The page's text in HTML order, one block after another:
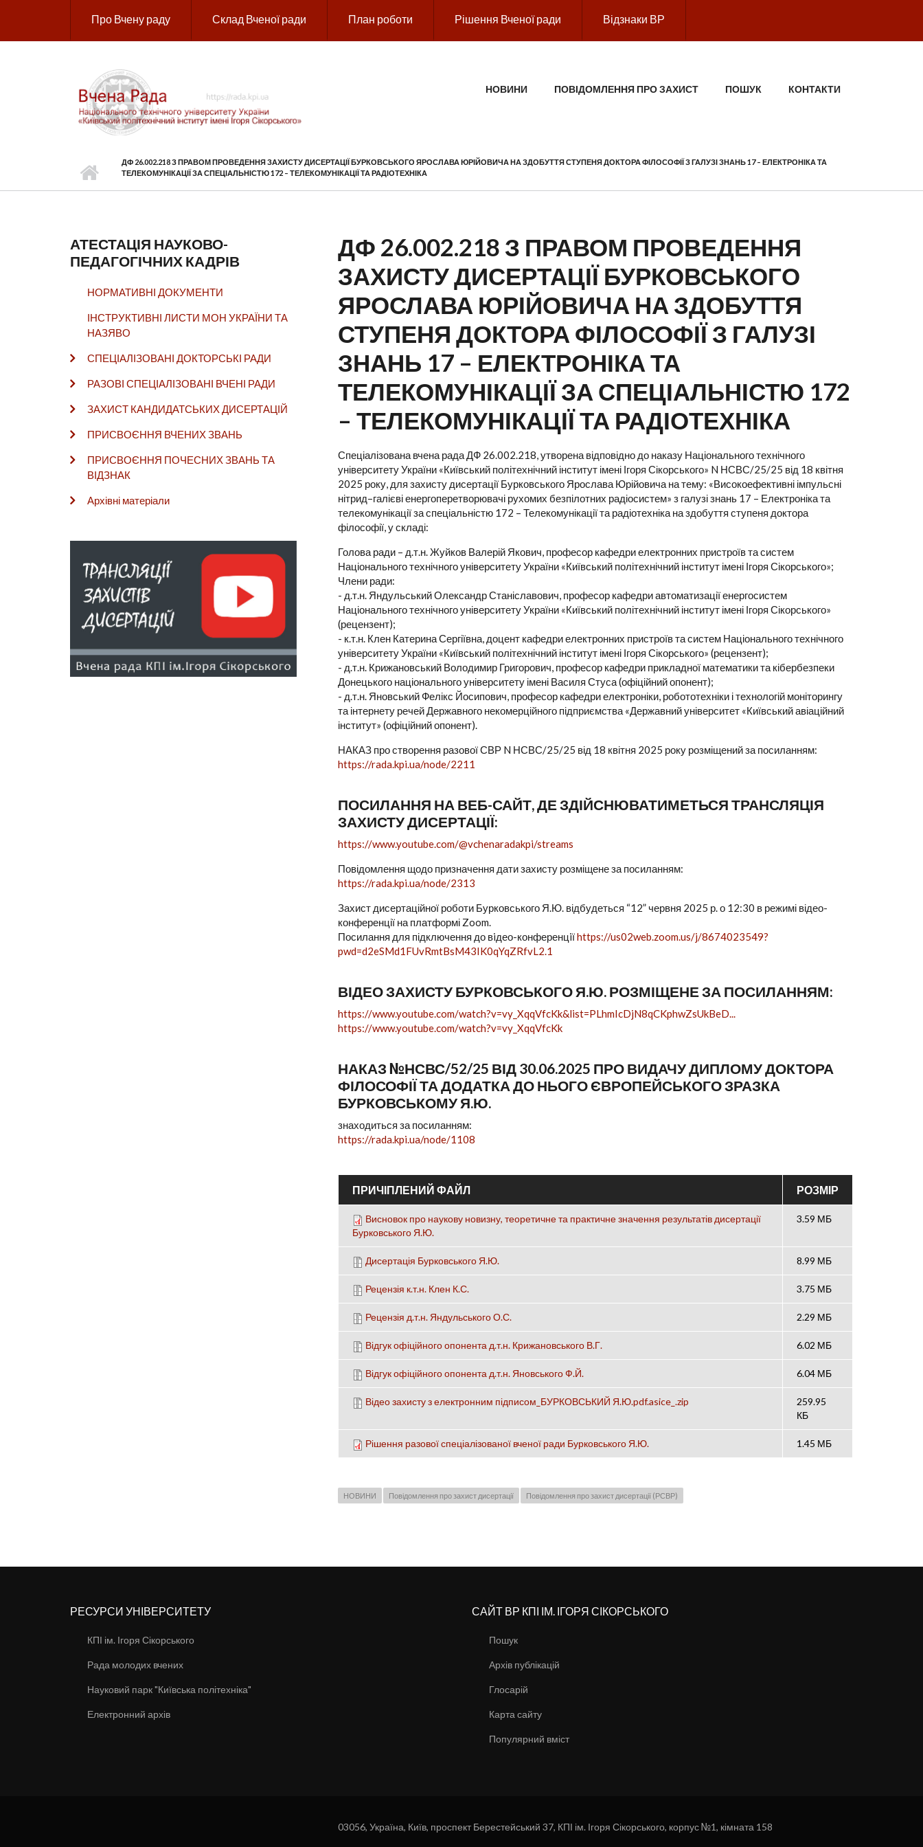
Про Вчену раду Склад Вченої ради План роботи Рішення Вченої ради Відзнаки ВР
ГОЛОВНЕ МЕНЮНОВИНИ ПОВІДОМЛЕННЯ ПРО ЗАХИСТ ПОШУК КОНТАКТИ
ДФ 26.002.218 З ПРАВОМ ПРОВЕДЕННЯ ЗАХИСТУ ДИСЕРТАЦІЇ БУРКОВСЬКОГО ЯРОСЛАВА ЮРІЙОВИЧА НА ЗДОБУТТЯ СТУПЕНЯ ДОКТОРА ФІЛОСОФІЇ З ГАЛУЗІ ЗНАНЬ 17 – ЕЛЕКТРОНІКА ТА
ТЕЛЕКОМУНІКАЦІЇ ЗА СПЕЦІАЛЬНІСТЮ 172 – ТЕЛЕКОМУНІКАЦІЇ ТА РАДІОТЕХНІКА
АТЕСТАЦІЯ НАУКОВО-
ПЕДАГОГІЧНИХ КАДРІВ
НОРМАТИВНІ ДОКУМЕНТИ
ІНСТРУКТИВНІ ЛИСТИ МОН УКРАЇНИ ТА
НАЗЯВО
СПЕЦІАЛІЗОВАНІ ДОКТОРСЬКІ РАДИ
РАЗОВІ СПЕЦІАЛІЗОВАНІ ВЧЕНІ РАДИ
ЗАХИСТ КАНДИДАТСЬКИХ ДИСЕРТАЦІЙ
ПРИСВОЄННЯ ВЧЕНИХ ЗВАНЬ
ПРИСВОЄННЯ ПОЧЕСНИХ ЗВАНЬ ТА
ВІДЗНАК
Архівні матеріали
ДФ 26.002.218 З ПРАВОМ ПРОВЕДЕННЯ
ЗАХИСТУ ДИСЕРТАЦІЇ БУРКОВСЬКОГО
ЯРОСЛАВА ЮРІЙОВИЧА НА ЗДОБУТТЯ
СТУПЕНЯ ДОКТОРА ФІЛОСОФІЇ З ГАЛУЗІ
ЗНАНЬ 17 – ЕЛЕКТРОНІКА ТА
ТЕЛЕКОМУНІКАЦІЇ ЗА СПЕЦІАЛЬНІСТЮ 172
– ТЕЛЕКОМУНІКАЦІЇ ТА РАДІОТЕХНІКА
Спеціалізована вчена рада ДФ 26.002.218, утворена відповідно до наказу Національного технічного
університету України «Київський політехнічний інститут імені Ігоря Сікорського» N НСВС/25/25 від 18 квітня
2025 року, для захисту дисертації Бурковського Ярослава Юрійовича на тему: «Високоефективні імпульсні
нітрид–галієві енергоперетворювачі рухомих безпілотних радіосистем» з галузі знань 17 – Електроніка та
телекомунікації за спеціальністю 172 – Телекомунікації та радіотехніка на здобуття ступеня доктора
філософії, у складі:
Голова ради – д.т.н. Жуйков Валерій Якович, професор кафедри електронних пристроїв та систем
Національного технічного університету України «Київський політехнічний інститут імені Ігоря Сікорського»;
Члени ради:
- д.т.н. Яндульський Олександр Станіславович, професор кафедри автоматизації енергосистем
Національного технічного університету України «Київський політехнічний інститут імені Ігоря Сікорського»
(рецензент);
- к.т.н. Клен Катерина Сергіївна, доцент кафедри електронних пристроїв та систем Національного технічного
університету України «Київський політехнічний інститут імені Ігоря Сікорського» (рецензент);
- д.т.н. Крижановський Володимир Григорович, професор кафедри прикладної математики та кібербезпеки
Донецького національного університету імені Василя Стуса (офіційний опонент);
- д.т.н. Яновський Фелікс Йосипович, професор кафедри електроніки, робототехніки і технологій моніторингу
та інтернету речей Державного некомерційного підприємства «Державний університет «Київський авіаційний
інститут» (офіційний опонент).
НАКАЗ про створення разової СВР N НСВС/25/25 від 18 квітня 2025 року розміщений за посиланням:
https://rada.kpi.ua/node/2211
ПОСИЛАННЯ НА ВЕБ-САЙТ, ДЕ ЗДІЙСНЮВАТИМЕТЬСЯ ТРАНСЛЯЦІЯ
ЗАХИСТУ ДИСЕРТАЦІЇ:
https://www.youtube.com/@vchenaradakpi/streams
Повідомлення щодо призначення дати захисту розміщене за посиланням:
https://rada.kpi.ua/node/2313
Захист дисертаційної роботи Бурковського Я.Ю. відбудеться “12” червня 2025 р. о 12:30 в режимі відео-
конференції на платформі Zoom.
Посилання для підключення до вiдео-конференцiїhttps://us02web.zoom.us/j/8674023549?
pwd=d2eSMd1FUvRmtBsM43IK0qYqZRfvL2.1
ВІДЕО ЗАХИСТУ БУРКОВСЬКОГО Я.Ю. РОЗМІЩЕНЕ ЗА ПОСИЛАННЯМ:
https://www.youtube.com/watch?v=vy_XqqVfcKk&list=PLhmIcDjN8qCKphwZsUkBeD...
https://www.youtube.com/watch?v=vy_XqqVfcKk
НАКАЗ №НСВС/52/25 ВІД 30.06.2025 ПРО ВИДАЧУ ДИПЛОМУ ДОКТОРА
ФІЛОСОФІЇ ТА ДОДАТКА ДО НЬОГО ЄВРОПЕЙСЬКОГО ЗРАЗКА
БУРКОВСЬКОМУ Я.Ю.
знаходиться за посиланням:
https://rada.kpi.ua/node/1108
ПРИЧІПЛЕНИЙ ФАЙЛ РОЗМІР
Висновок про наукову новизну, теоретичне та практичне значення результатів дисертації
Бурковського Я.Ю.
3.59 МБ
Дисертація Бурковського Я.Ю. 8.99 МБ
Рецензія к.т.н. Клен К.С. 3.75 МБ
Рецензія д.т.н. Яндульського О.С. 2.29 МБ
Відгук офіційного опонента д.т.н. Крижановського В.Г. 6.02 МБ
Відгук офіційного опонента д.т.н. Яновського Ф.Й. 6.04 МБ
Відео захисту з електронним підписом_БУРКОВСЬКИЙ Я.Ю.pdf.asice_.zip
259.95
КБ
Рішення разової спеціалізованої вченої ради Бурковського Я.Ю. 1.45 МБ
НОВИНИ Повідомлення про захист дисертації Повідомлення про захист дисертації (РСВР)
РЕСУРСИ УНІВЕРСИТЕТУ
КПІ ім. Ігоря Сікорського
Рада молодих вчених
Науковий парк "Київська політехніка"
Електронний архів
САЙТ ВР КПІ ІМ. ІГОРЯ СІКОРСЬКОГО
Пошук
Архів публікацій
Глосарій
Карта сайту
Популярний вміст
03056, Україна, Київ, проспект Берестейський 37, КПІ ім. Ігоря Сікорського, корпус №1, кімната 158